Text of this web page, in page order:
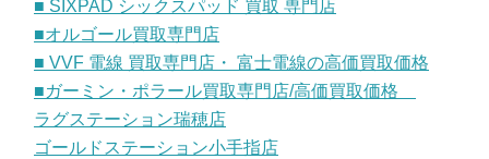
■ SIXPAD シックスパッド 買取 専門店
■オルゴール買取専門店
■ VVF 電線 買取専門店・ 富士電線の高価買取価格
■ガーミン・ポラール買取専門店/高価買取価格
ラグステーション瑞穂店
ゴールドステーション小手指店